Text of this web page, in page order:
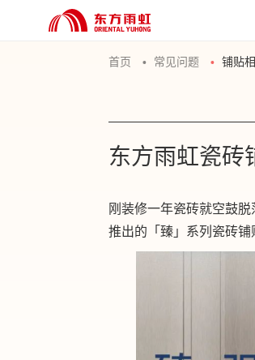
首页 常见问题 铺贴
东方雨虹瓷砖
刚装修一年瓷砖就空鼓
推出的「臻」系列瓷砖铺